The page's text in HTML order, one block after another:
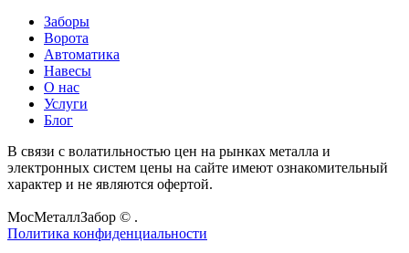
Заборы
Ворота
Автоматика
Навесы
О нас
Услуги
Блог
В связи с волатильностью цен на рынках металла и
электронных систем цены на сайте имеют ознакомительный
характер и не являются офертой.
МосМеталлЗабор © .
Политика конфиденциальности